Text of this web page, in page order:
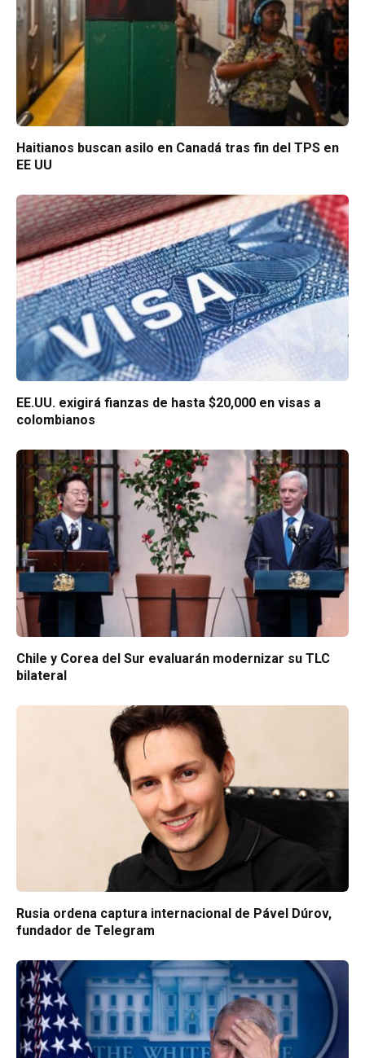
Haitianos buscan asilo en Canadá tras fin del TPS en
EE UU
EE.UU. exigirá fianzas de hasta $20,000 en visas a
colombianos
Chile y Corea del Sur evaluarán modernizar su TLC
bilateral
Rusia ordena captura internacional de Pável Dúrov,
fundador de Telegram